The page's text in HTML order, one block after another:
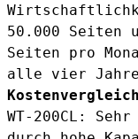
50.000 Seiten
Seiten pro
alle vier Jahre
WT-200CL: